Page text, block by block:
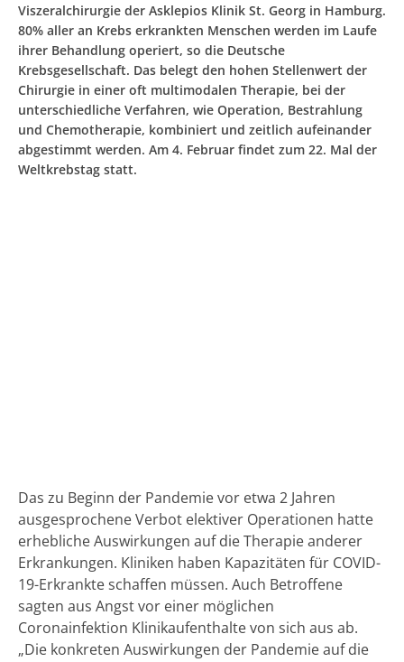
Viszeralchirurgie der Asklepios Klinik St. Georg in Hamburg.
80% aller an Krebs erkrankten Menschen werden im Laufe
ihrer Behandlung operiert, so die Deutsche
Krebsgesellschaft. Das belegt den hohen Stellenwert der
Chirurgie in einer oft multimodalen Therapie, bei der
unterschiedliche Verfahren, wie Operation, Bestrahlung
und Chemotherapie, kombiniert und zeitlich aufeinander
abgestimmt werden. Am 4. Februar findet zum 22. Mal der
Weltkrebstag statt.
Das zu Beginn der Pandemie vor etwa 2 Jahren
ausgesprochene Verbot elektiver Operationen hatte
erhebliche Auswirkungen auf die Therapie anderer
Erkrankungen. Kliniken haben Kapazitäten für COVID-
19-Erkrankte schaffen müssen. Auch Betroffene
sagten aus Angst vor einer möglichen
Coronainfektion Klinikaufenthalte von sich aus ab.
„Die konkreten Auswirkungen der Pandemie auf die